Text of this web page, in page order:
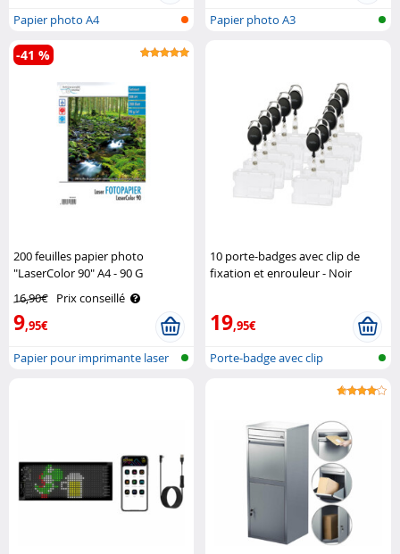
Papier photo A4 Papier photo A3
200 feuilles papier photo
"LaserColor 90" A4 - 90 G
Schwarzwald Mülhe
16,90€ Prix conseillé
9,95€
-41 %
Papier pour imprimante laser
10 porte-badges avec clip de
fixation et enrouleur - Noir
19,95€
Porte-badge avec clip